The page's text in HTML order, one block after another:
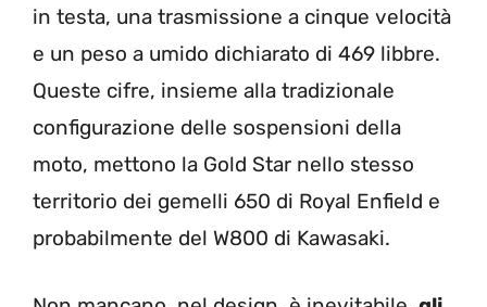
in testa, una trasmissione a cinque velocità
e un peso a umido dichiarato di 469 libbre.
Queste cifre, insieme alla tradizionale
configurazione delle sospensioni della
moto, mettono la Gold Star nello stesso
territorio dei gemelli 650 di Royal Enfield e
probabilmente del W800 di Kawasaki.